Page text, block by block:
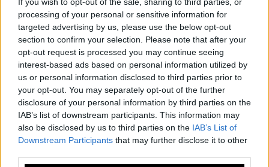
processing of your personal or sensitive information for
targeted advertising by us, please use the below opt-out
section to confirm your selection. Please note that after your
opt-out request is processed you may continue seeing
interest-based ads based on personal information utilized by
us or personal information disclosed to third parties prior to
your opt-out. You may separately opt-out of the further
disclosure of your personal information by third parties on the
IAB’s list of downstream participants. This information may
also be disclosed by us to third parties on the IAB’s List of
Downstream Participants that may further disclose it to other
24.07
Sopycal : aux 3 Baudets pour
French VIP Women
La Sacem, le CNM, la CSDEM et
YACAST mettent en lumière Sopycal
pour leur soirée du 10
Septembre. Trouvez ici le lien de la
billetterie. Ce qui distingue